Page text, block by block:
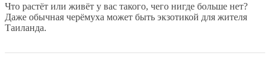
Что растёт или живёт у вас такого, чего нигде больше нет?
Даже обычная черёмуха может быть экзотикой для жителя
Таиланда.